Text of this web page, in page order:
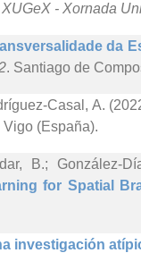
- Xornada
da
. Santiago de
Casal, A.
Vigo (España).
B.; González-
for Spatial
investigación